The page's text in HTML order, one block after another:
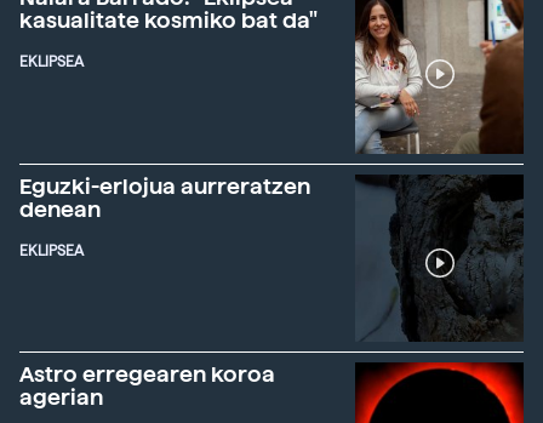
kasualitate kosmiko bat da"
EKLIPSEA
Eguzki-erlojua aurreratzen
denean
EKLIPSEA
Astro erregearen koroa
agerian